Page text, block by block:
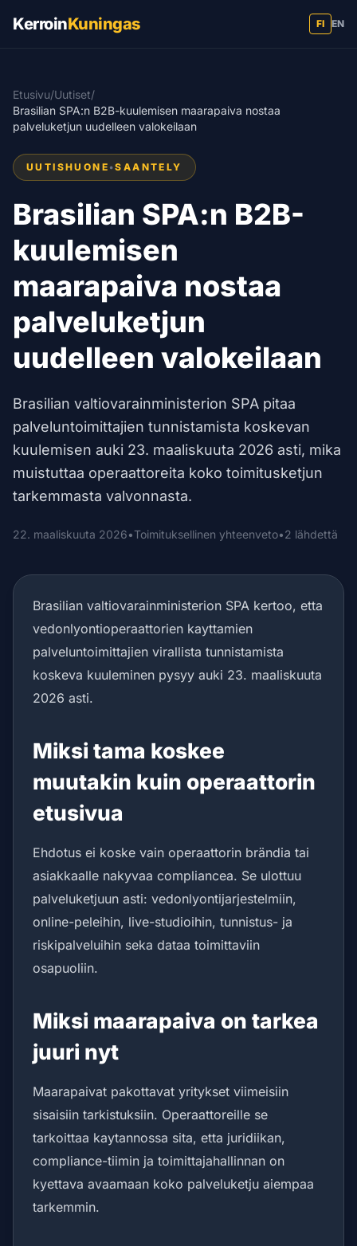
KerroinKuningas FI EN
Etusivu/Uutiset/
Brasilian SPA:n B2B-kuulemisen maarapaiva nostaa
palveluketjun uudelleen valokeilaan
UUTISHUONE •SAANTELY
Brasilian SPA:n B2B-
kuulemisen
maarapaiva nostaa
palveluketjun
uudelleen valokeilaan
Brasilian valtiovarainministerion SPA pitaa
palveluntoimittajien tunnistamista koskevan
kuulemisen auki 23. maaliskuuta 2026 asti, mika
muistuttaa operaattoreita koko toimitusketjun
tarkemmasta valvonnasta.
22. maaliskuuta 2026•Toimituksellinen yhteenveto•2 lähdettä
Brasilian valtiovarainministerion SPA kertoo, etta
vedonlyontioperaattorien kayttamien
palveluntoimittajien virallista tunnistamista
koskeva kuuleminen pysyy auki 23. maaliskuuta
2026 asti.
Miksi tama koskee
muutakin kuin operaattorin
etusivua
Ehdotus ei koske vain operaattorin brändia tai
asiakkaalle nakyvaa compliancea. Se ulottuu
palveluketjuun asti: vedonlyontijarjestelmiin,
online-peleihin, live-studioihin, tunnistus- ja
riskipalveluihin seka dataa toimittaviin
osapuoliin.
Miksi maarapaiva on tarkea
juuri nyt
Maarapaivat pakottavat yritykset viimeisiin
sisaisiin tarkistuksiin. Operaattoreille se
tarkoittaa kaytannossa sita, etta juridiikan,
compliance-tiimin ja toimittajahallinnan on
kyettava avaamaan koko palveluketju aiempaa
tarkemmin.